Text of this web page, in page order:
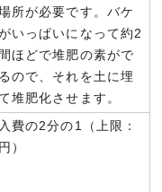
所が必要です。バケ
いっぱいになって約2
ほどで堆肥の素がで
ので、それを土に埋
堆肥化させます。
費の2分の1（上限：
）